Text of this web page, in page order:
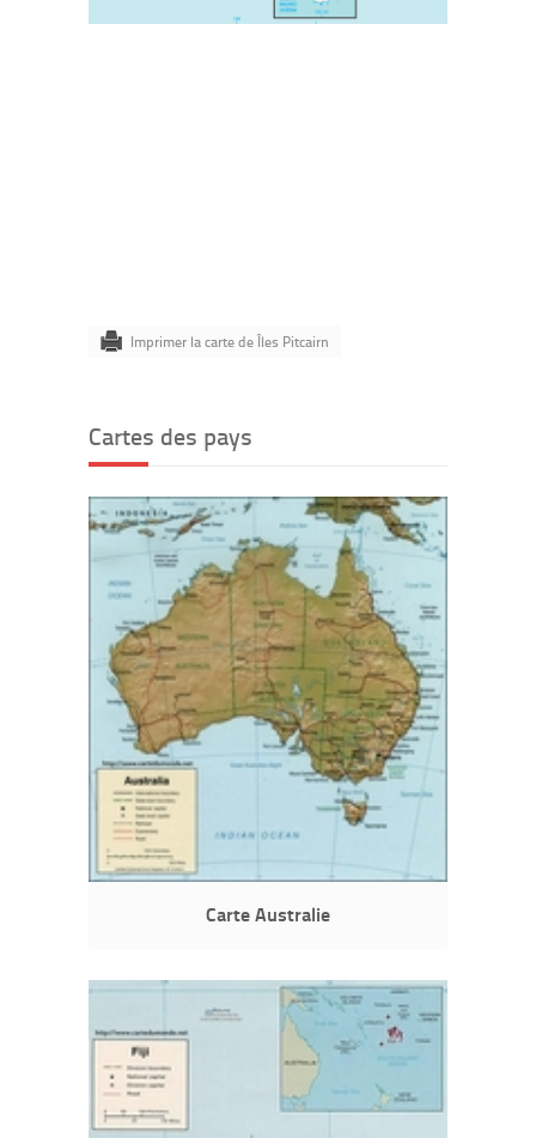
Imprimer la carte de Îles Pitcairn
Cartes des pays
Carte Australie